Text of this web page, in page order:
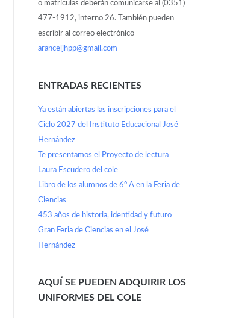
o matrículas deberán comunicarse al (0351)
477-1912, interno 26. También pueden
escribir al correo electrónico
aranceljhpp@gmail.com
ENTRADAS RECIENTES
Ya están abiertas las inscripciones para el
Ciclo 2027 del Instituto Educacional José
Hernández
Te presentamos el Proyecto de lectura
Laura Escudero del cole
Libro de los alumnos de 6° A en la Feria de
Ciencias
453 años de historia, identidad y futuro
Gran Feria de Ciencias en el José
Hernández
AQUÍ SE PUEDEN ADQUIRIR LOS
UNIFORMES DEL COLE